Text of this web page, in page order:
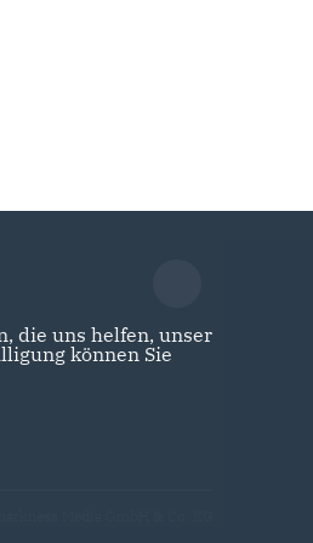
die uns helfen, unser
können Sie